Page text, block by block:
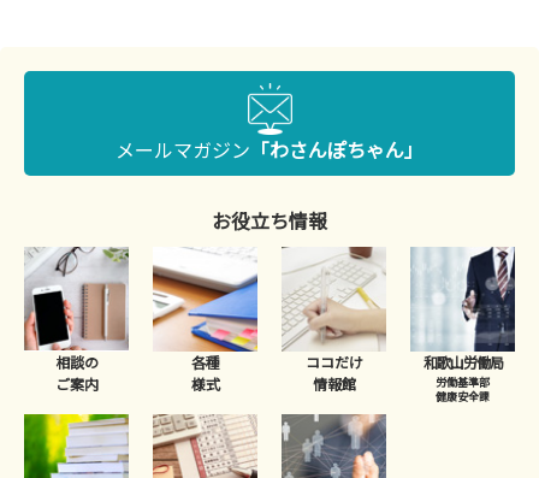
メールマガジン 「わさんぽちゃん」
お役立ち情報
相談の
ご案内
各種
様式
ココだけ
情報館
和歌山労働局
労働基準部
健康安全課